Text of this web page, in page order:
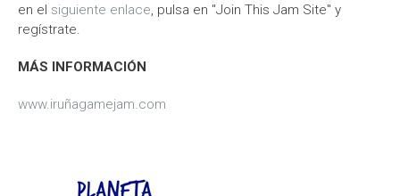
en el siguiente enlace, pulsa en "Join This Jam Site" y
regístrate.
MÁS INFORMACIÓN
www.iruñagamejam.com